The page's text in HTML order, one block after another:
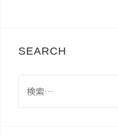
SEARCH
索: